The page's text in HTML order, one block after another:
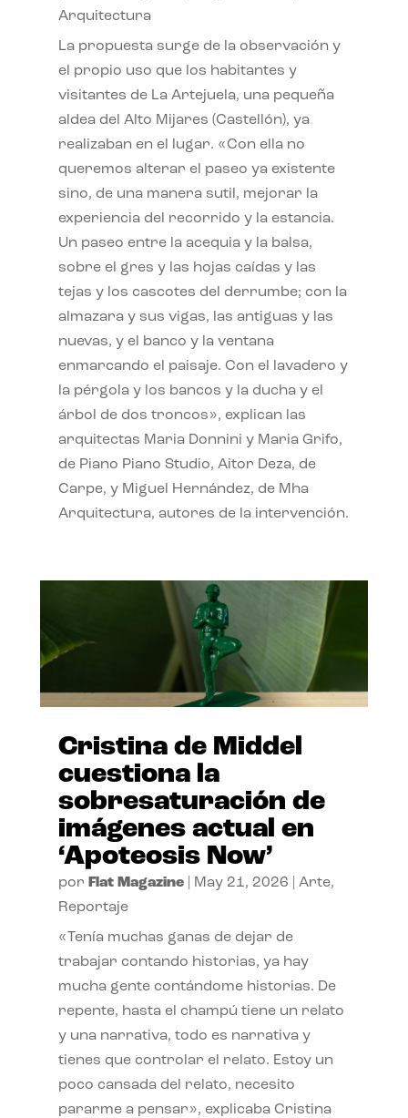
Arquitectura
La propuesta surge de la observación y
el propio uso que los habitantes y
visitantes de La Artejuela, una pequeña
aldea del Alto Mijares (Castellón), ya
realizaban en el lugar. «Con ella no
queremos alterar el paseo ya existente
sino, de una manera sutil, mejorar la
experiencia del recorrido y la estancia.
Un paseo entre la acequia y la balsa,
sobre el gres y las hojas caídas y las
tejas y los cascotes del derrumbe; con la
almazara y sus vigas, las antiguas y las
nuevas, y el banco y la ventana
enmarcando el paisaje. Con el lavadero y
la pérgola y los bancos y la ducha y el
árbol de dos troncos», explican las
arquitectas Maria Donnini y Maria Grifo,
de Piano Piano Studio, Aitor Deza, de
Carpe, y Miguel Hernández, de Mha
Arquitectura, autores de la intervención.
Cristina de Middel
cuestiona la
sobresaturación de
imágenes actual en
‘Apoteosis Now’
por Flat Magazine| May 21, 2026 Arte,
Reportaje
«Tenía muchas ganas de dejar de
trabajar contando historias, ya hay
mucha gente contándome historias. De
repente, hasta el champú tiene un relato
y una narrativa, todo es narrativa y
tienes que controlar el relato. Estoy un
poco cansada del relato, necesito
pararme a pensar», explicaba Cristina